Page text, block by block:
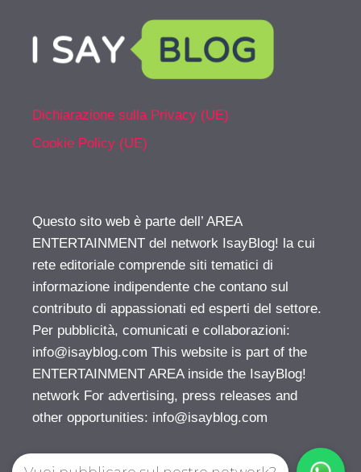
Dichiarazione sulla Privacy (UE)
Cookie Policy (UE)
Questo sito web è parte dell’ AREA
ENTERTAINMENT del network IsayBlog! la cui
rete editoriale comprende siti tematici di
informazione indipendente che contano sul
contributo di appassionati ed esperti del settore.
Per pubblicità, comunicati e collaborazioni:
info@isayblog.com This website is part of the
ENTERTAINMENT AREA inside the IsayBlog!
network For advertising, press releases and
other opportunities: info@isayblog.com